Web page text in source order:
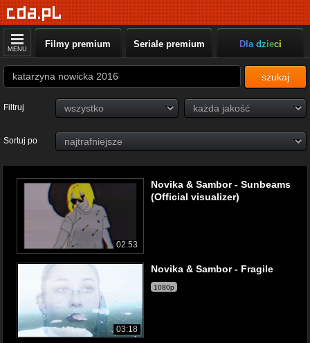
MENU Filmy premium Seriale premium Dla dzieci
szukaj
Filtruj
Sortuj po
02:53
Novika & Sambor - Sunbeams
(Official visualizer)
03:18
Novika & Sambor - Fragile
1080p